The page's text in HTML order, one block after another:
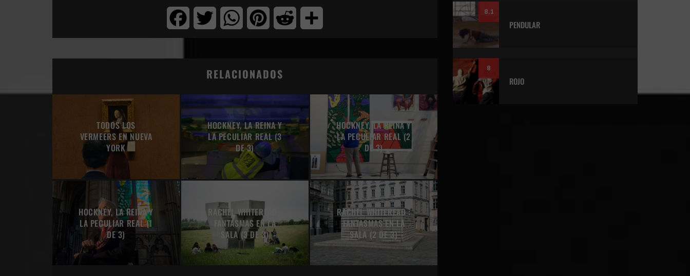
FacebookTwitter WhatsAppPinterest Reddit
RELACIONADOS
TODOS LOS
VERMEERS EN NUEVA
YORK
HOCKNEY, LA REINA Y
LA PECULIAR REAL (3
DE 3)
HOCKNEY, LA REINA Y
LA PECULIAR REAL (2
DE 3)
HOCKNEY, LA REINA Y
LA PECULIAR REAL (1
DE 3)
RACHEL WHITEREAD :
FANTASMAS EN LA
SALA (3 DE 3)
RACHEL WHITEREAD :
FANTASMAS EN LA
SALA (2 DE 3)
8.1
PENDULAR
8
ROJO